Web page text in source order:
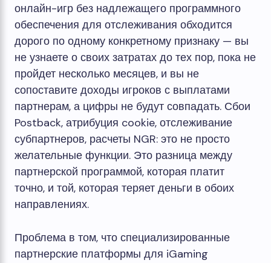
онлайн-игр без надлежащего программного
обеспечения для отслеживания обходится
дорого по одному конкретному признаку — вы
не узнаете о своих затратах до тех пор, пока не
пройдет несколько месяцев, и вы не
сопоставите доходы игроков с выплатами
партнерам, а цифры не будут совпадать. Сбои
Postback, атрибуция cookie, отслеживание
субпартнеров, расчеты NGR: это не просто
желательные функции. Это разница между
партнерской программой, которая платит
точно, и той, которая теряет деньги в обоих
направлениях.
Проблема в том, что специализированные
партнерские платформы для iGaming